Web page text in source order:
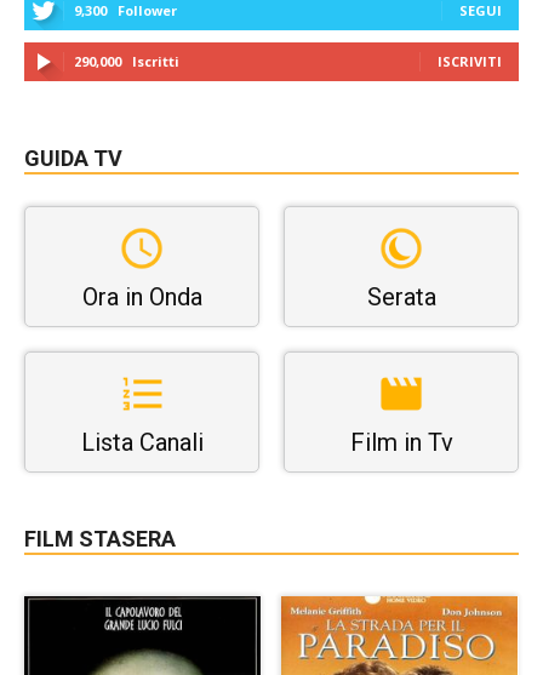
9,300 Follower SEGUI
290,000 Iscritti ISCRIVITI
GUIDA TV
Ora in Onda Serata
Lista Canali Film in Tv
FILM STASERA